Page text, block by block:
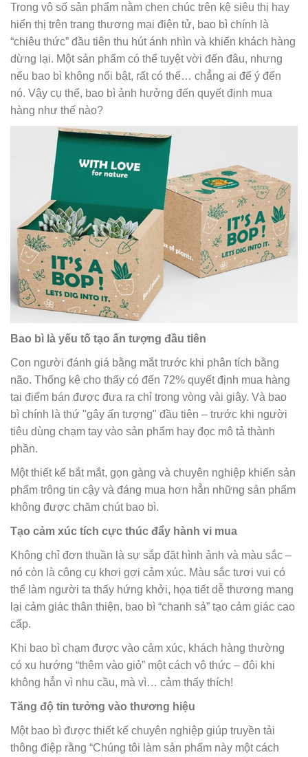
Trong vô số sản phẩm nằm chen chúc trên kệ siêu thị hay
hiển thị trên trang thương mại điện tử, bao bì chính là
“chiêu thức” đầu tiên thu hút ánh nhìn và khiến khách hàng
dừng lại. Một sản phẩm có thể tuyệt vời đến đâu, nhưng
nếu bao bì không nổi bật, rất có thể… chẳng ai để ý đến
nó. Vậy cụ thể, bao bì ảnh hưởng đến quyết định mua
hàng như thế nào?
Bao bì là yếu tố tạo ấn tượng đầu tiên
Con người đánh giá bằng mắt trước khi phân tích bằng
não. Thống kê cho thấy có đến 72% quyết định mua hàng
tại điểm bán được đưa ra chỉ trong vòng vài giây. Và bao
bì chính là thứ "gây ấn tượng" đầu tiên – trước khi người
tiêu dùng chạm tay vào sản phẩm hay đọc mô tả thành
phần.
Một thiết kế bắt mắt, gọn gàng và chuyên nghiệp khiến sản
phẩm trông tin cậy và đáng mua hơn hẳn những sản phẩm
không được chăm chút bao bì.
Tạo cảm xúc tích cực thúc đẩy hành vi mua
Không chỉ đơn thuần là sự sắp đặt hình ảnh và màu sắc –
nó còn là công cụ khơi gợi cảm xúc. Màu sắc tươi vui có
thể làm người ta thấy hứng khởi, họa tiết dễ thương mang
lại cảm giác thân thiện, bao bì “chanh sả” tạo cảm giác cao
cấp.
Khi bao bì chạm được vào cảm xúc, khách hàng thường
có xu hướng “thêm vào giỏ” một cách vô thức – đôi khi
không hẳn vì nhu cầu, mà vì… cảm thấy thích!
Tăng độ tin tưởng vào thương hiệu
Một bao bì được thiết kế chuyên nghiệp giúp truyền tải
thông điệp rằng “Chúng tôi làm sản phẩm này một cách